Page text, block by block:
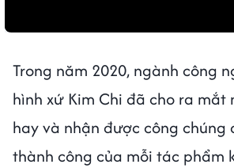
Trong năm 2020, ngành công
hình xứ Kim Chi đã cho ra mắt
hay và nhận được công chúng
thành công của mỗi tác phẩm